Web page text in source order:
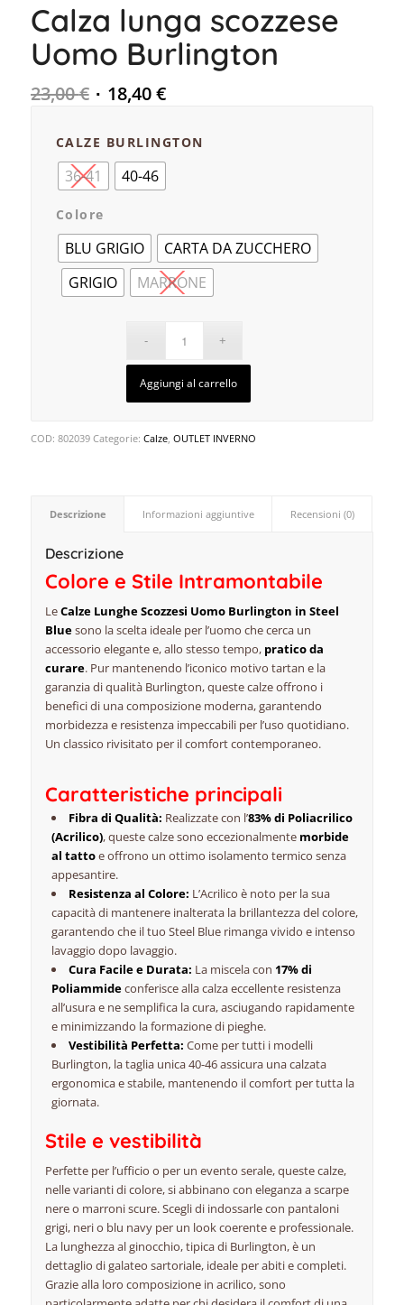
Calza lunga scozzese
Uomo Burlington
23,00€ 18,40€
CALZE BURLINGTON
36-41 40-46
Colore
BLU GRIGIO
CARTA DA ZUCCHERO
GRIGIO
MARRONE
Aggiungi al carrello
COD: 802039 Categorie: Calze, OUTLET INVERNO
Descrizione Informazioni aggiuntive Recensioni (0)
Descrizione
Colore e Stile Intramontabile
LeCalze Lunghe Scozzesi Uomo Burlington in Steel
Bluesono la scelta ideale per l’uomo che cerca un
accessorio elegante e, allo stesso tempo, pratico da
curare. Pur mantenendo l’iconico motivo tartan e la
garanzia di qualità Burlington, queste calze offrono i
benefici di una composizione moderna, garantendo
morbidezza e resistenza impeccabili per l’uso quotidiano.
Un classico rivisitato per il comfort contemporaneo.
Caratteristiche principali
Fibra di Qualità: Realizzate con l’83% di Poliacrilico
(Acrilico), queste calze sono eccezionalmente morbide
al tattoe offrono un ottimo isolamento termico senza
appesantire.
Resistenza al Colore: L’Acrilico è noto per la sua
capacità di mantenere inalterata la brillantezza del colore,
garantendo che il tuo Steel Bluerimanga vivido e intenso
lavaggio dopo lavaggio.
Cura Facile e Durata: La miscela con 17% di
Poliammideconferisce alla calza eccellente resistenza
all’usura e ne semplifica la cura, asciugando rapidamente
e minimizzando la formazione di pieghe.
Vestibilità Perfetta: Come per tutti i modelli
Burlington, la taglia unica 40-46 assicura una calzata
ergonomica e stabile, mantenendo il comfort per tutta la
giornata.
Stile e vestibilità
Perfette per l’ufficio o per un evento serale, queste calze,
nelle varianti di colore, si abbinano con eleganza a scarpe
nere o marroni scure. Scegli di indossarle con pantaloni
grigi, neri o blu navy per un look coerente e professionale.
La lunghezza al ginocchio, tipica di Burlington, è un
dettaglio di galateo sartoriale, ideale per abiti e completi.
Grazie alla loro composizione in acrilico, sono